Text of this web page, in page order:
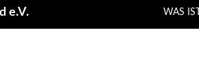
e.V. WAS